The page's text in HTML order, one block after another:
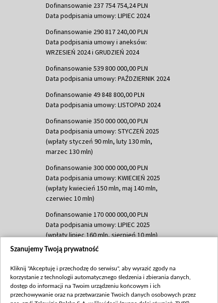
Dofinansowanie 237 754 754,24 PLN
Data podpisania umowy: LIPIEC 2024
Dofinansowanie 290 817 240,00 PLN
Data podpisania umowy i aneksów:
WRZESIEŃ 2024 i GRUDZIEŃ 2024
Dofinansowanie 539 800 000,00 PLN
Data podpisania umowy: PAŹDZIERNIK 2024
Dofinansowanie 49 848 800,00 PLN
Data podpisania umowy: LISTOPAD 2024
Dofinansowanie 350 000 000,00 PLN
Data podpisania umowy: STYCZEŃ 2025
(wpłaty styczeń 90 mln, luty 130 mln,
marzec 130 mln)
Dofinansowanie 300 000 000,00 PLN
Data podpisania umowy: KWIECIEŃ 2025
(wpłaty kwiecień 150 mln, maj 140 mln,
czerwiec 10 mln)
Dofinansowanie 170 000 000,00 PLN
Data podpisania umowy: LIPIEC 2025
(wpłaty lipiec 160 mln, sierpień 10 mln)
Dofinansowanie 60 000 000,00 PLN
(wpłata wrzesień 60 mln)
Dofinansowanie 635 783 051,21 PLN
Data podpisania umowy: WRZESIEŃ 2025
Szanujemy Twoją prywatność
Kliknij "Akceptuję i przechodzę do serwisu", aby wyrazić zgody na
korzystanie z technologii automatycznego śledzenia i zbierania danych,
dostęp do informacji na Twoim urządzeniu końcowym i ich
przechowywanie oraz na przetwarzanie Twoich danych osobowych przez